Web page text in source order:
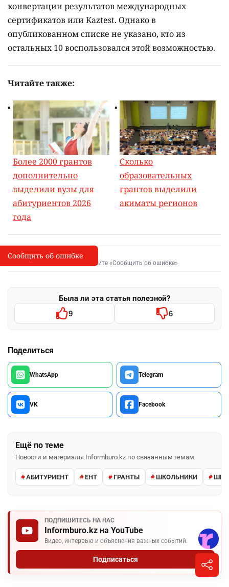
конвертации результатов международных
сертификатов или Kaztest. Однако в
опубликованном списке не указано, кто из
остальных 10 воспользовался этой возможностью.
Читайте также:
Более 2000 грантов
дополнительно
выделили вузы для
абитуриентов 2026
года
Сколько
образовательных
грантов выделили
акиматы регионов
I
Сообщить об опечатке
Выделите фрагмент и нажмите «Сообщить об ошибке»
Была ли эта статья полезной?
9 6
Поделиться
WhatsApp Telegram
VK Facebook
Ещё по теме
Новости и материалы Informburo.kz по связанным темам
АБИТУРИЕНТ ЕНТ ГРАНТЫ ШКОЛЬНИКИ
ПОДПИШИТЕСЬ НА НАС
Informburo.kz на YouTube
Видео, интервью и объяснения важных событий.
Подписаться
Сообщить об ошибке